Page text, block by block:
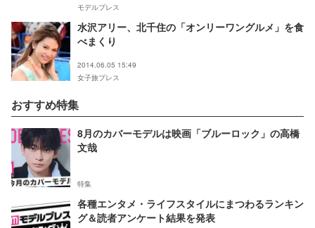
モデルプレス
水沢アリー、北千住の「オンリーワングルメ」を食
べまくり
2014.06.05 15:49
女子旅プレス
おすすめ特集
8月のカバーモデルは映画「ブルーロック」の高橋
文哉
特集
各種エンタメ・ライフスタイルにまつわるランキン
グ＆読者アンケート結果を発表